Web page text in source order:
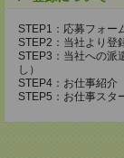
STEP1：応募フォー
STEP2：当社より登
STEP3：当社への
し）
STEP4：お仕事紹介
STEP5：お仕事スタ